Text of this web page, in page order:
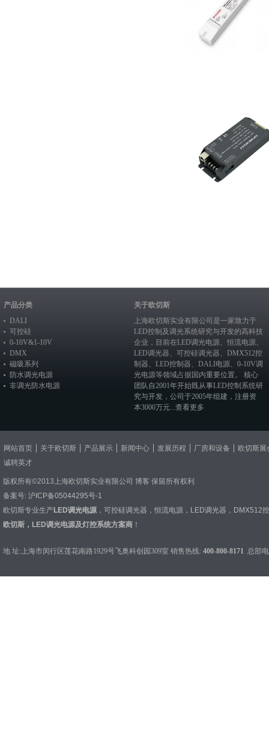
产品分类
DALI
可控硅
0-10V&1-10V
DMX
磁吸系列
防水调光电源
非调光防水电源
关于欧切斯
上海欧切斯实业有限公司是一家致力于
LED控制及调光系统研究与开发的高科技
企业，目前在LED调光电源、恒流电源、
LED调光器、 可控硅调光器、 DMX512控
制器、 LED控制器、 DALI电源、 0-10V调
光电源等领域占据国内重要位置。 核心
团队自2001年开始既从事LED控制系统研
究与开发，公司于2005年组建，注册资
本3000万元...查看更多
网站首页 关于欧切斯 产品展示 新闻中心 发展历程 厂房和设备
欧切斯展
诚聘英才
版权所有©2013上海欧切斯实业有限公司 博客 保留所有权利
备案号: 沪ICP备05044295号-1
欧切斯专业生产LED调光电源 ， 可控硅调光器 ， 恒流电源 ， LED调光器 ， DMX512
欧切斯，LED调光电源及灯控系统方案商 ！
地 址:上海市闵行区莲花南路1929号飞奥科创园309室 销售热线: 400-800-8171 总部